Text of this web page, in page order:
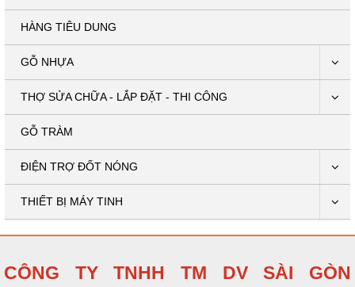
HÀNG TIÊU DUNG
GỖ NHỰA
THỢ SỬA CHỮA - LẮP ĐẶT - THI CÔNG
GỖ TRÀM
ĐIỆN TRỢ ĐỐT NÓNG
THIẾT BỊ MÁY TINH
CÔNG TY TNHH TM DV SÀI GÒN